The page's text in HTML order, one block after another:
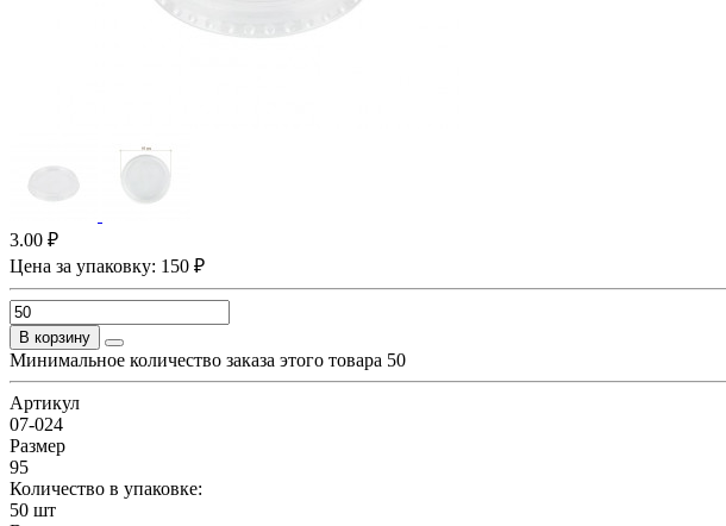
3.00 ₽
Цена за упаковку: 150 ₽
В корзину
Минимальное количество заказа этого товара 50
Артикул
07-024
Размер
95
Количество в упаковке:
50 шт